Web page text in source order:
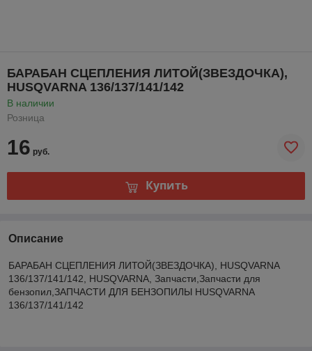
БАРАБАН СЦЕПЛЕНИЯ ЛИТОЙ(ЗВЕЗДОЧКА),
HUSQVARNA 136/137/141/142
В наличии
Розница
16 руб.
Купить
Описание
БАРАБАН СЦЕПЛЕНИЯ ЛИТОЙ(ЗВЕЗДОЧКА), HUSQVARNA
136/137/141/142, HUSQVARNA, Запчасти,Запчасти для
бензопил,ЗАПЧАСТИ ДЛЯ БЕНЗОПИЛЫ HUSQVARNA
136/137/141/142